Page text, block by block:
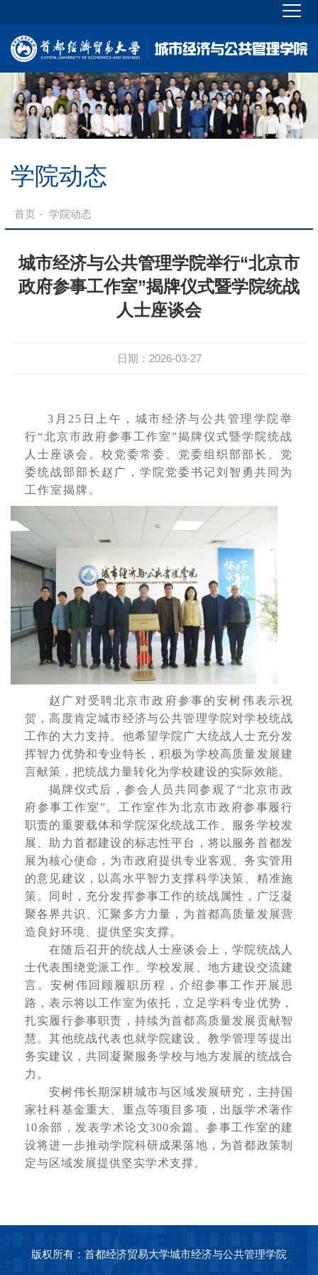
学院动态
首页 - 学院动态
城市经济与公共管理学院举行“北京市
政府参事工作室”揭牌仪式暨学院统战
人士座谈会
日期：2026-03-27
3月25日上午，城市经济与公共管理学院举
行“北京市政府参事工作室”揭牌仪式暨学院统战
人士座谈会。校党委常委、党委组织部部长、党
委统战部部长赵广，学院党委书记刘智勇共同为
工作室揭牌。
赵广对受聘北京市政府参事的安树伟表示祝
贺，高度肯定城市经济与公共管理学院对学校统战
工作的大力支持。他希望学院广大统战人士充分发
挥智力优势和专业特长，积极为学校高质量发展建
言献策，把统战力量转化为学校建设的实际效能。
揭牌仪式后，参会人员共同参观了“北京市政
府参事工作室”。工作室作为北京市政府参事履行
职责的重要载体和学院深化统战工作、服务学校发
展、助力首都建设的标志性平台，将以服务首都发
展为核心使命，为市政府提供专业客观、务实管用
的意见建议，以高水平智力支撑科学决策、精准施
策。同时，充分发挥参事工作的统战属性，广泛凝
聚各界共识、汇聚多方力量，为首都高质量发展营
造良好环境、提供坚实支撑。
在随后召开的统战人士座谈会上，学院统战人
士代表围绕党派工作、学校发展、地方建设交流建
言。安树伟回顾履职历程，介绍参事工作开展思
路，表示将以工作室为依托，立足学科专业优势，
扎实履行参事职责，持续为首都高质量发展贡献智
慧。其他统战代表也就学院建设、教学管理等提出
务实建议，共同凝聚服务学校与地方发展的统战合
力。
安树伟长期深耕城市与区域发展研究，主持国
家社科基金重大、重点等项目多项，出版学术著作
10余部，发表学术论文300余篇。参事工作室的建
设将进一步推动学院科研成果落地，为首都政策制
定与区域发展提供坚实学术支撑。
版权所有：首都经济贸易大学城市经济与公共管理学院